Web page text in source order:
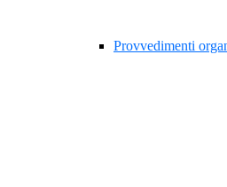
Provvedimenti